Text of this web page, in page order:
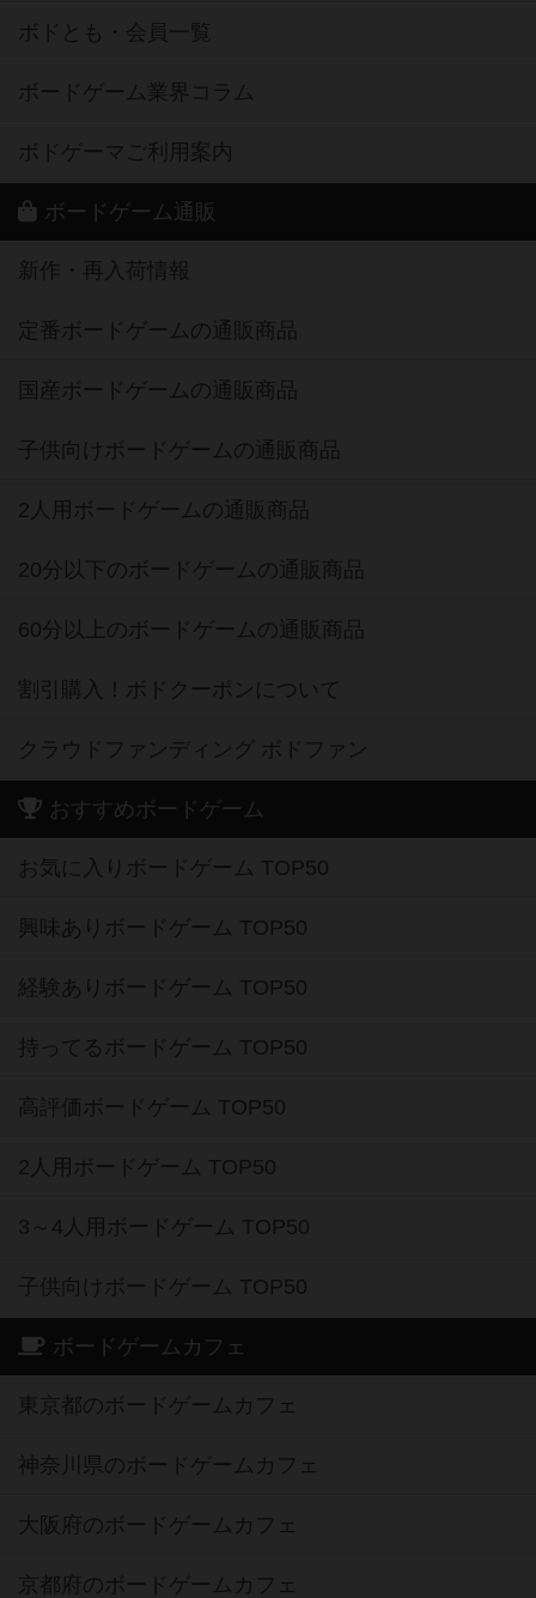
ボドとも・会員一覧
ボードゲーム業界コラム
ボドゲーマご利用案内
ボードゲーム通販
新作・再入荷情報
定番ボードゲームの通販商品
国産ボードゲームの通販商品
子供向けボードゲームの通販商品
2人用ボードゲームの通販商品
20分以下のボードゲームの通販商品
60分以上のボードゲームの通販商品
割引購入！ボドクーポンについて
クラウドファンディング ボドファン
おすすめボードゲーム
お気に入りボードゲーム TOP50
興味ありボードゲーム TOP50
経験ありボードゲーム TOP50
持ってるボードゲーム TOP50
高評価ボードゲーム TOP50
2人用ボードゲーム TOP50
3～4人用ボードゲーム TOP50
子供向けボードゲーム TOP50
ボードゲームカフェ
東京都のボードゲームカフェ
神奈川県のボードゲームカフェ
大阪府のボードゲームカフェ
京都府のボードゲームカフェ